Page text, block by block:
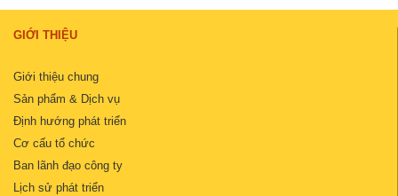
GIỚI THIỆU
Giới thiệu chung
Sản phẩm & Dịch vụ
Định hướng phát triển
Cơ cấu tổ chức
Ban lãnh đạo công ty
Lịch sử phát triển